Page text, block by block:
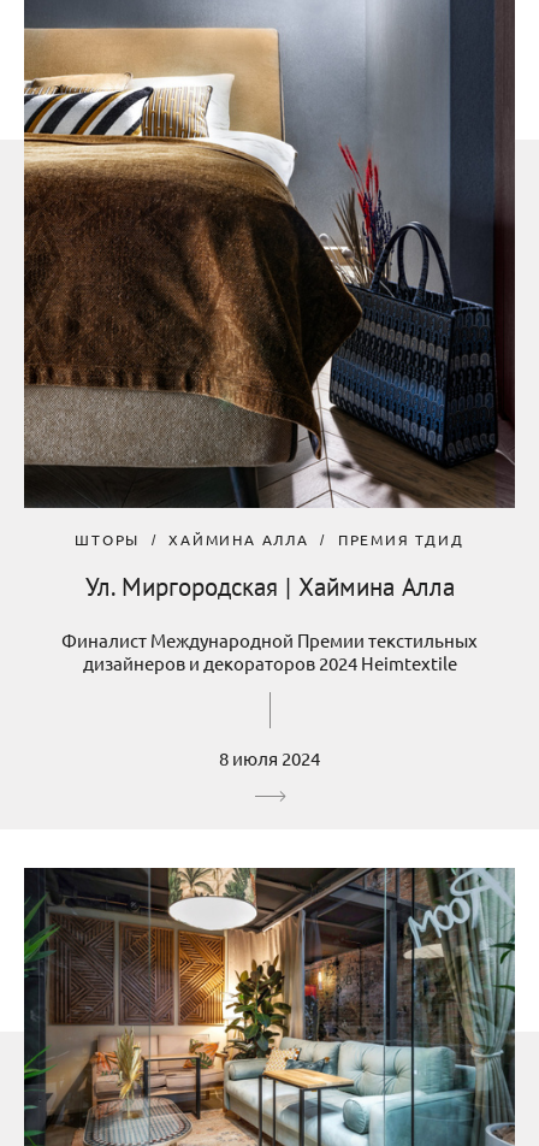
ШТОРЫ ХАЙМИНА АЛЛА ПРЕМИЯ ТДИД
Ул. Миргородская | Хаймина Алла
Финалист Международной Премии текстильных
дизайнеров и декораторов 2024 Heimtextile
8 июля 2024